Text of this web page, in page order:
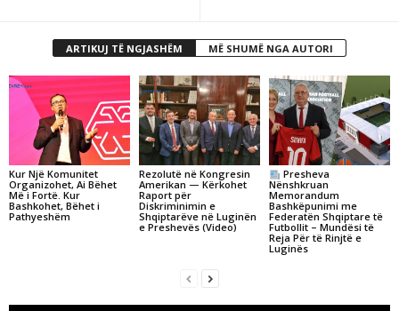
ARTIKUJ TË NGJASHËM MË SHUMË NGA AUTORI
Kur Një Komunitet
Organizohet, Ai Bëhet
Më i Fortë. Kur
Bashkohet, Bëhet i
Pathyeshëm
Rezolutë në Kongresin
Amerikan — Kërkohet
Raport për
Diskriminimin e
Shqiptarëve në Luginën
e Preshevës (Video)
Presheva
Nënshkruan
Memorandum
Bashkëpunimi me
Federatën Shqiptare të
Futbollit – Mundësi të
Reja Për të Rinjtë e
Luginës